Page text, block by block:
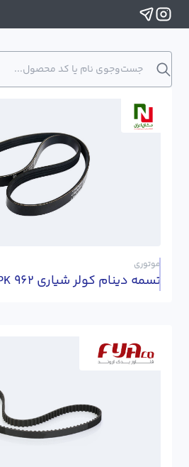
موتوری
تسمه دینام کولر شیاری 4PK 962 ریو/تیبا